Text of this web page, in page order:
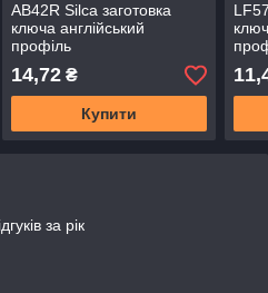
AB42R Silca заготовка
ключа англійський
профіль
14,72₴
Купити
за рік